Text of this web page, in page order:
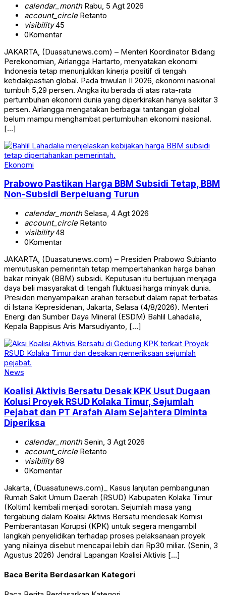
calendar_monthRabu, 5 Agt 2026
account_circleRetanto
visibility45
0Komentar
JAKARTA, (Duasatunews.com) – Menteri Koordinator Bidang
Perekonomian, Airlangga Hartarto, menyatakan ekonomi
Indonesia tetap menunjukkan kinerja positif di tengah
ketidakpastian global. Pada triwulan II 2026, ekonomi nasional
tumbuh 5,29 persen. Angka itu berada di atas rata-rata
pertumbuhan ekonomi dunia yang diperkirakan hanya sekitar 3
persen. Airlangga mengatakan berbagai tantangan global
belum mampu menghambat pertumbuhan ekonomi nasional.
[…]
Ekonomi
Prabowo Pastikan Harga BBM Subsidi Tetap, BBM
Non-Subsidi Berpeluang Turun
calendar_monthSelasa, 4 Agt 2026
account_circleRetanto
visibility48
0Komentar
JAKARTA, (Duasatunews.com) – Presiden Prabowo Subianto
memutuskan pemerintah tetap mempertahankan harga bahan
bakar minyak (BBM) subsidi. Keputusan itu bertujuan menjaga
daya beli masyarakat di tengah fluktuasi harga minyak dunia.
Presiden menyampaikan arahan tersebut dalam rapat terbatas
di Istana Kepresidenan, Jakarta, Selasa (4/8/2026). Menteri
Energi dan Sumber Daya Mineral (ESDM) Bahlil Lahadalia,
Kepala Bappisus Aris Marsudiyanto, […]
News
Koalisi Aktivis Bersatu Desak KPK Usut Dugaan
Kolusi Proyek RSUD Kolaka Timur, Sejumlah
Pejabat dan PT Arafah Alam Sejahtera Diminta
Diperiksa
calendar_monthSenin, 3 Agt 2026
account_circleRetanto
visibility69
0Komentar
Jakarta, (Duasatunews.com)_ Kasus lanjutan pembangunan
Rumah Sakit Umum Daerah (RSUD) Kabupaten Kolaka Timur
(Koltim) kembali menjadi sorotan. Sejumlah masa yang
tergabung dalam Koalisi Aktivis Bersatu mendesak Komisi
Pemberantasan Korupsi (KPK) untuk segera mengambil
langkah penyelidikan terhadap proses pelaksanaan proyek
yang nilainya disebut mencapai lebih dari Rp30 miliar. (Senin, 3
Agustus 2026) Jendral Lapangan Koalisi Aktivis […]
Baca Berita Berdasarkan Kategori